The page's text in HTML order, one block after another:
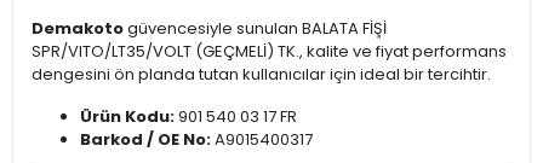
Demakotogüvencesiyle sunulan BALATA FİŞİ
SPR/VITO/LT35/VOLT (GEÇMELİ) TK., kalite ve fiyat performans
dengesini ön planda tutan kullanıcılar için ideal bir tercihtir.
Ürün Kodu:901 540 03 17 FR
Barkod / OE No:A9015400317